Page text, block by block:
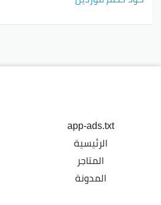
app-ads.txt
الرئيسية
المتاجر
المدونة